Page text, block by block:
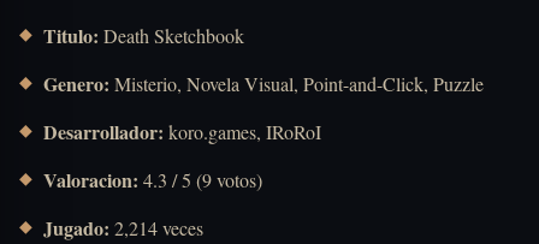
Titulo: Death Sketchbook
Genero: Misterio, Novela Visual, Point-and-Click, Puzzle
Desarrollador: koro.games, IRoRoI
Valoracion: 4.3 / 5 (9 votos)
Jugado: 2,214 veces